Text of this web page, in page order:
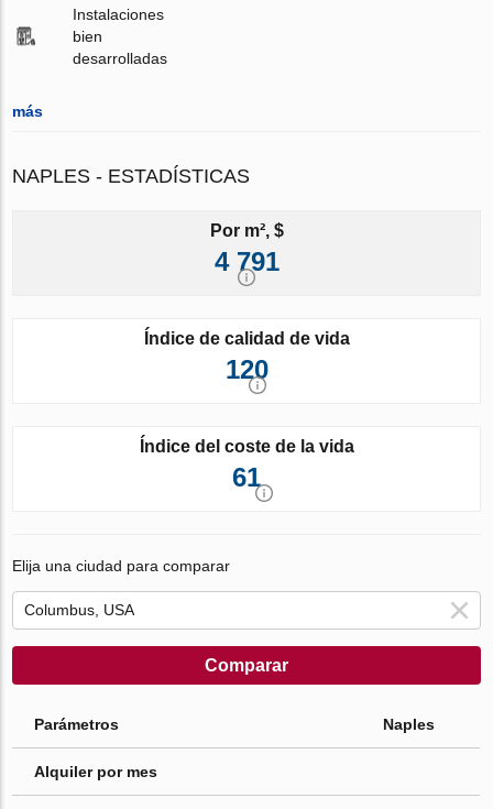
Instalaciones
bien
desarrolladas
más
NAPLES - ESTADÍSTICAS
Por m², $
4 791
Índice de calidad de vida
120
Índice del coste de la vida
61
Elija una ciudad para comparar
Comparar
Parámetros Naples
Alquiler por mes